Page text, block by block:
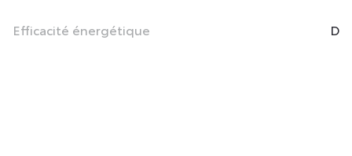
Efficacité énergétique D